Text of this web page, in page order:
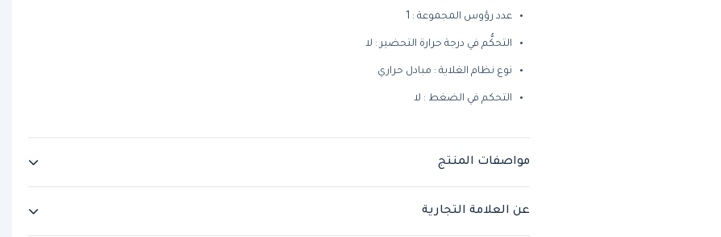
عدد رؤوس المجموعة : 1
التحكُّم في درجة حرارة التحضير : لا
نوع نظام الغلاية : مبادل حراري
التحكم في الضغط : لا
مواصفات المنتج
عن العلامة التجارية